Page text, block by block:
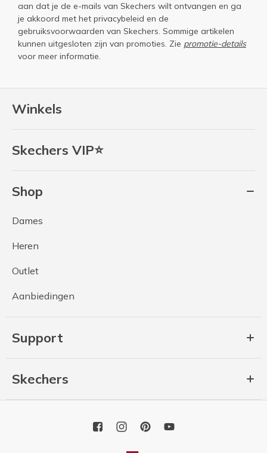
Winkels
Skechers VIP⭐
Shop
Dames
Heren
Outlet
Aanbiedingen
Support
Skechers
aan dat je de e-mails van Skechers wilt ontvangen en ga
je akkoord met het privacybeleid en de
gebruiksvoorwaarden van Skechers. Sommige artikelen
kunnen uitgesloten zijn van promoties. Zie promotie-details
voor meer informatie.